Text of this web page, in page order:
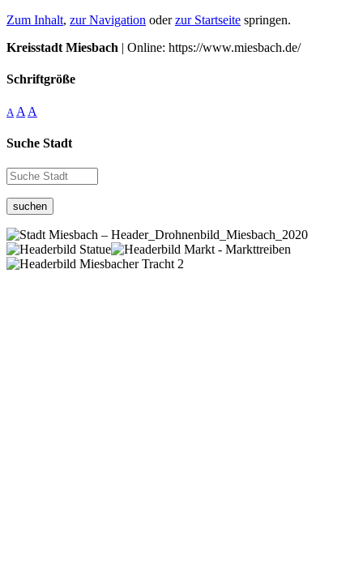
Zum Inhalt, zur Navigation oderzur Startseite springen.
Kreisstadt Miesbach | Online: https://www.miesbach.de/
Schriftgröße
A A A
Suche Stadt
suchen